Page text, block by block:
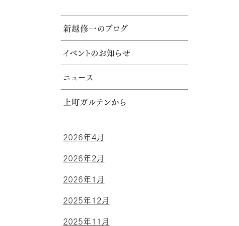
新越修一のブログ
イベントのお知らせ
ニュース
上町ガルテンから
2026年4月
2026年2月
2026年1月
2025年12月
2025年11月